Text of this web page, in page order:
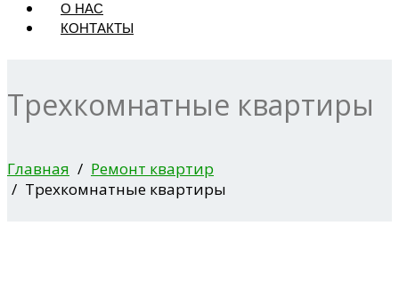
О НАС
КОНТАКТЫ
Трехкомнатные квартиры
Главная
Ремонт квартир
Трехкомнатные квартиры